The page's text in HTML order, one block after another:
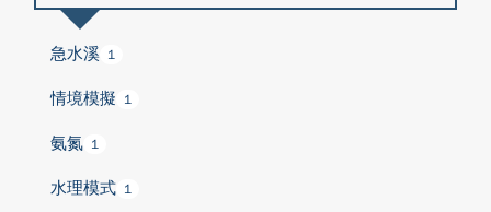
急水溪 1
情境模擬 1
氨氮 1
水理模式 1